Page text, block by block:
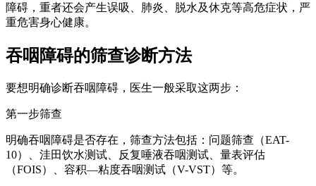
障碍，重者还会产生误吸、肺炎、脱水及休克等高危症状，严
重危害身心健康。
吞咽障碍的筛查诊断方法
要想明确诊断吞咽障碍，医生一般采取这两步：
第一步筛查
明确吞咽障碍是否存在，筛查方法包括：问题筛查（EAT-
10）、洼田饮水测试、反复唾液吞咽测试、量表评估
（FOIS）、容积—粘度吞咽测试（V-VST）等。